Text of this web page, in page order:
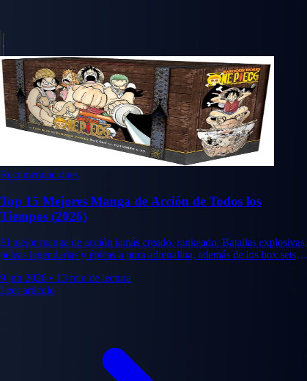
Recomendaciones
Top 15 Mejores Manga de Acción de Todos los
Tiempos (2026)
El mejor manga de acción jamás creado, rankeado. Batallas explosivas,
peleas legendarias y épicas a pura adrenalina, además de los box sets
9 jun 2026 • 13 min de lectura
Leer artículo